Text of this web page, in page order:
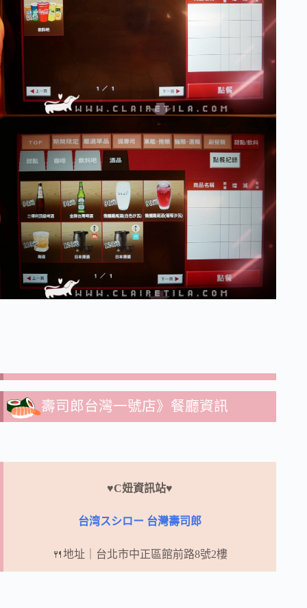
壽司郎台灣一號店》餐廳資訊
♥C妞資訊站♥
台湾スシロー 台灣壽司郎
🍴地址｜台北市中正區館前路8號2樓